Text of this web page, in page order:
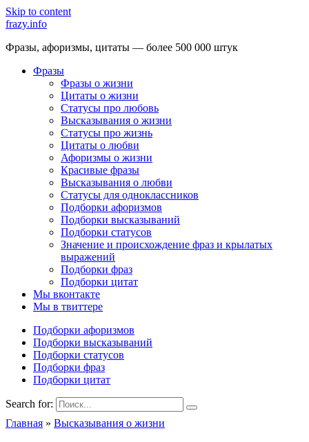
Skip to content
frazy.info
Фразы, афоризмы, цитаты — более 500 000 штук
Фразы
Фразы о жизни
Цитаты о жизни
Статусы про любовь
Высказывания о жизни
Статусы про жизнь
Цитаты о любви
Афоризмы о жизни
Красивые фразы
Высказывания о любви
Статусы для одноклассников
Подборки афоризмов
Подборки высказываний
Подборки статусов
Значение и происхождение фраз и крылатых
выражений
Подборки фраз
Подборки цитат
Мы вконтакте
Мы в твиттере
Подборки афоризмов
Подборки высказываний
Подборки статусов
Подборки фраз
Подборки цитат
Search for:
Главная » Высказывания о жизни